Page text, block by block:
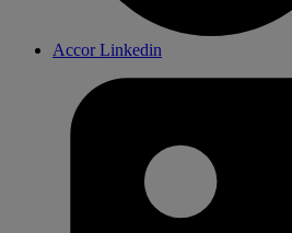
Accor Linkedin